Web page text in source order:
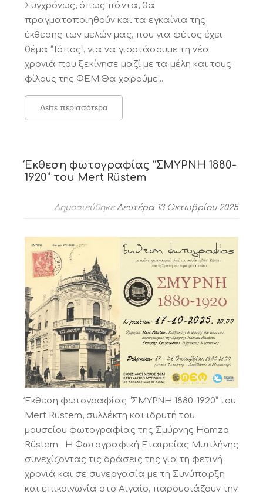
Συγχρόνως, όπως πάντα, θα
πραγματοποιηθούν και τα εγκαίνια της
έκθεσης των μελών μας, που για φέτος έχει
θέμα “Τόπος”, για να γιορτάσουμε τη νέα
χρονιά που ξεκίνησε μαζί με τα μέλη και τους
φίλους της ΦΕΜ.Θα χαρούμε...
Δείτε περισσότερα
Έκθεση φωτογραφίας “ΣΜΥΡΝΗ 1880-
1920” του Mert Rüstem
ΔημοσιεύθηκεΔευτέρα 13 Οκτωβρίου 2025
Έκθεση φωτογραφίας “ΣΜΥΡΝΗ 1880-1920” του
Mert Rüstem, συλλέκτη και ιδρυτή του
μουσείου φωτογραφίας της Σμύρνης Hamza
Rüstem Η Φωτογραφική Εταιρείας Μυτιλήνης
συνεχίζοντας τις δράσεις της για τη φετινή
χρονιά και σε συνεργασία με τη Συνύπαρξη
και επικοινωνία στο Αιγαίο, παρουσιάζουν την